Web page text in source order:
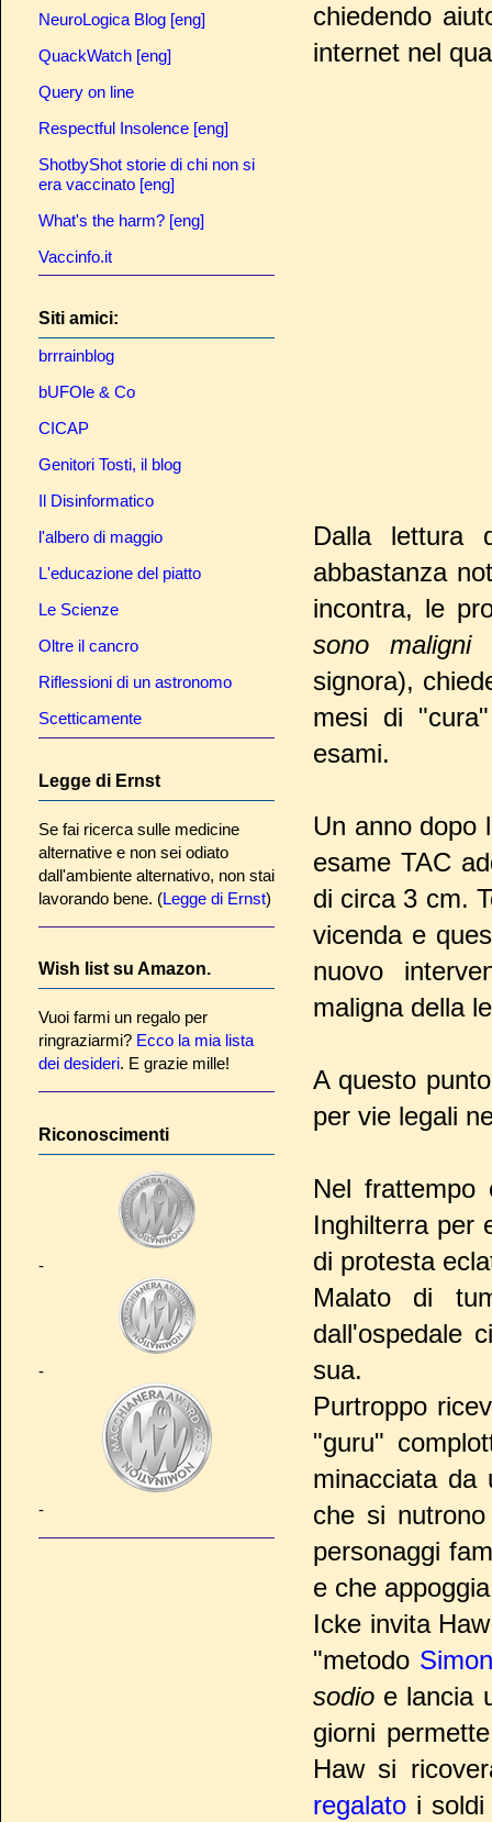
chiedendo
internet nel
Dalla lettura
abbastanza
incontra, le
sono maligni
signora),
mesi di
esami.
Un anno dopo
esame TAC
di circa 3 cm.
vicenda e
nuovo
maligna della
A questo
per vie legali
Nel
Inghilterra per
di protesta
Malato di
dall'ospedale
sua.
Purtroppo
"guru"
minacciata
che si
personaggi
e che
Icke invita
"metodo
sodio e lancia
giorni
Haw si
regalato i
NeuroLogica Blog [eng]
QuackWatch [eng]
Query on line
Respectful Insolence [eng]
ShotbyShot storie di chi non si
era vaccinato [eng]
What's the harm? [eng]
Vaccinfo.it
Siti amici:
brrrainblog
bUFOle & Co
CICAP
Genitori Tosti, il blog
Il Disinformatico
l'albero di maggio
L'educazione del piatto
Le Scienze
Oltre il cancro
Riflessioni di un astronomo
Scetticamente
Legge di Ernst
Se fai ricerca sulle medicine
alternative e non sei odiato
dall'ambiente alternativo, non stai
lavorando bene. (Legge di Ernst)
Wish list su Amazon.
Vuoi farmi un regalo per
ringraziarmi? Ecco la mia lista
dei desideri. E grazie mille!
Riconoscimenti
-
-
-